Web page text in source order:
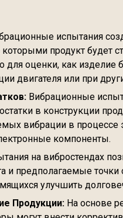
испытания
продукт будет
для оценки, как изделие
двигателя или при
Вибрационные
в конструкции
вибрации в процессе
компоненты.
на вибростендах
предполагаемые точки
улучшить
Продукции: На основе